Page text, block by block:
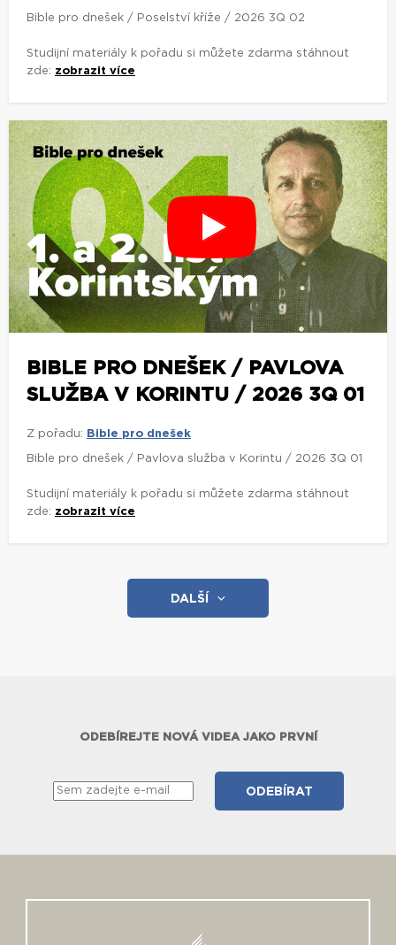
Bible pro dnešek / Poselství kříže / 2026 3Q 02
Studijní materiály k pořadu si můžete zdarma stáhnout
zde: zobrazit více
BIBLE PRO DNEŠEK / PAVLOVA
SLUŽBA V KORINTU / 2026 3Q 01
Z pořadu: Bible pro dnešek
Bible pro dnešek / Pavlova služba v Korintu / 2026 3Q 01
Studijní materiály k pořadu si můžete zdarma stáhnout
zde: zobrazit více
DALŠÍ
ODEBÍREJTE NOVÁ VIDEA JAKO PRVNÍ